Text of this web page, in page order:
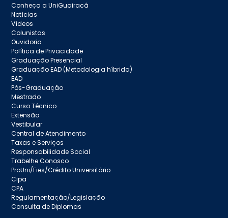
Conheça a UniGuairacá
Notícias
Vídeos
Colunistas
Ouvidoria
Política de Privacidade
Graduação Presencial
Graduação EAD (Metodologia híbrida)
EAD
Pós-Graduação
Mestrado
Curso Técnico
Extensão
Vestibular
Central de Atendimento
Taxas e Serviços
Responsabilidade Social
Trabelhe Conosco
ProUni/Fies/Crédito Universitário
Cipa
CPA
Regulamentação/Legislação
Consulta de Diplomas